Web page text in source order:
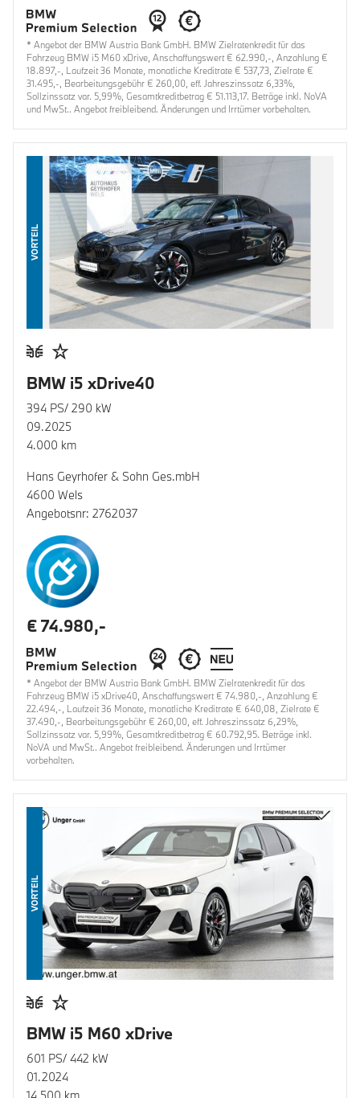
* Angebot der BMW Austria Bank GmbH. BMW Zielratenkredit für das
Fahrzeug BMW i5 M60 xDrive, Anschaffungswert € 62.990,-, Anzahlung €
18.897,-, Laufzeit 36 Monate, monatliche Kreditrate € 537,73, Zielrate €
31.495,-, Bearbeitungsgebühr € 260,00, eff. Jahreszinssatz 6,33%,
Sollzinssatz var. 5,99%, Gesamtkreditbetrag € 51.113,17. Beträge inkl. NoVA
und MwSt.. Angebot freibleibend. Änderungen und Irrtümer vorbehalten.
VORTEIL
BMW i5 xDrive40
394 PS/ 290 kW
09.2025
4.000 km
Hans Geyrhofer & Sohn Ges.mbH
4600 Wels
Angebotsnr: 2762037
€ 74.980,-
* Angebot der BMW Austria Bank GmbH. BMW Zielratenkredit für das
Fahrzeug BMW i5 xDrive40, Anschaffungswert € 74.980,-, Anzahlung €
22.494,-, Laufzeit 36 Monate, monatliche Kreditrate € 640,08, Zielrate €
37.490,-, Bearbeitungsgebühr € 260,00, eff. Jahreszinssatz 6,29%,
Sollzinssatz var. 5,99%, Gesamtkreditbetrag € 60.792,95. Beträge inkl.
NoVA und MwSt.. Angebot freibleibend. Änderungen und Irrtümer
vorbehalten.
VORTEIL
BMW i5 M60 xDrive
601 PS/ 442 kW
01.2024